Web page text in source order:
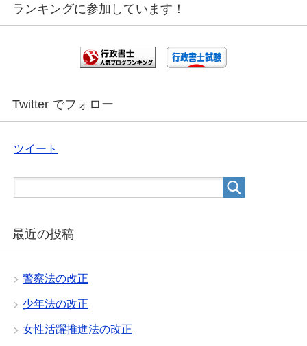
ランキングに参加しています！
Twitter でフォロー
ツイート
最近の投稿
警察法の改正
少年法の改正
女性活躍推進法の改正